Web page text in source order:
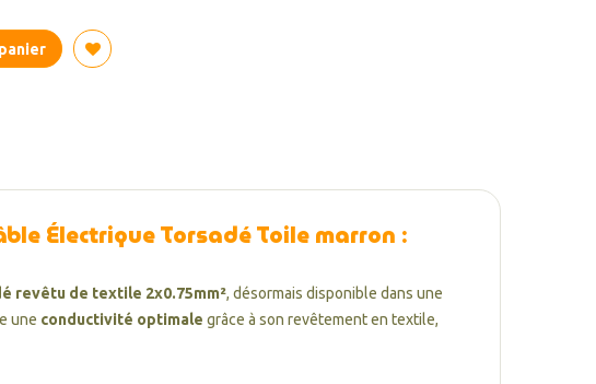
Électrique Torsadé Toile marron :
revêtu de textile 2x0.75mm², désormais disponible dans une
une conductivité optimale grâce à son revêtement en textile,